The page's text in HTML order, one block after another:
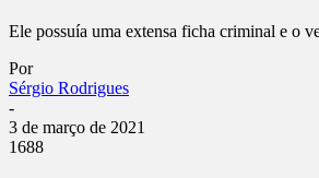
Ele possuía uma extensa ficha criminal e o
Por
Sérgio Rodrigues
-
3 de março de 2021
1688